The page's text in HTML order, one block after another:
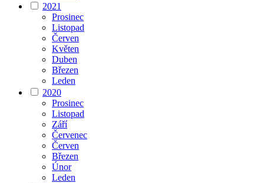
2021
Prosinec
Listopad
Červen
Květen
Duben
Březen
Leden
2020
Prosinec
Listopad
Září
Červenec
Červen
Březen
Únor
Leden